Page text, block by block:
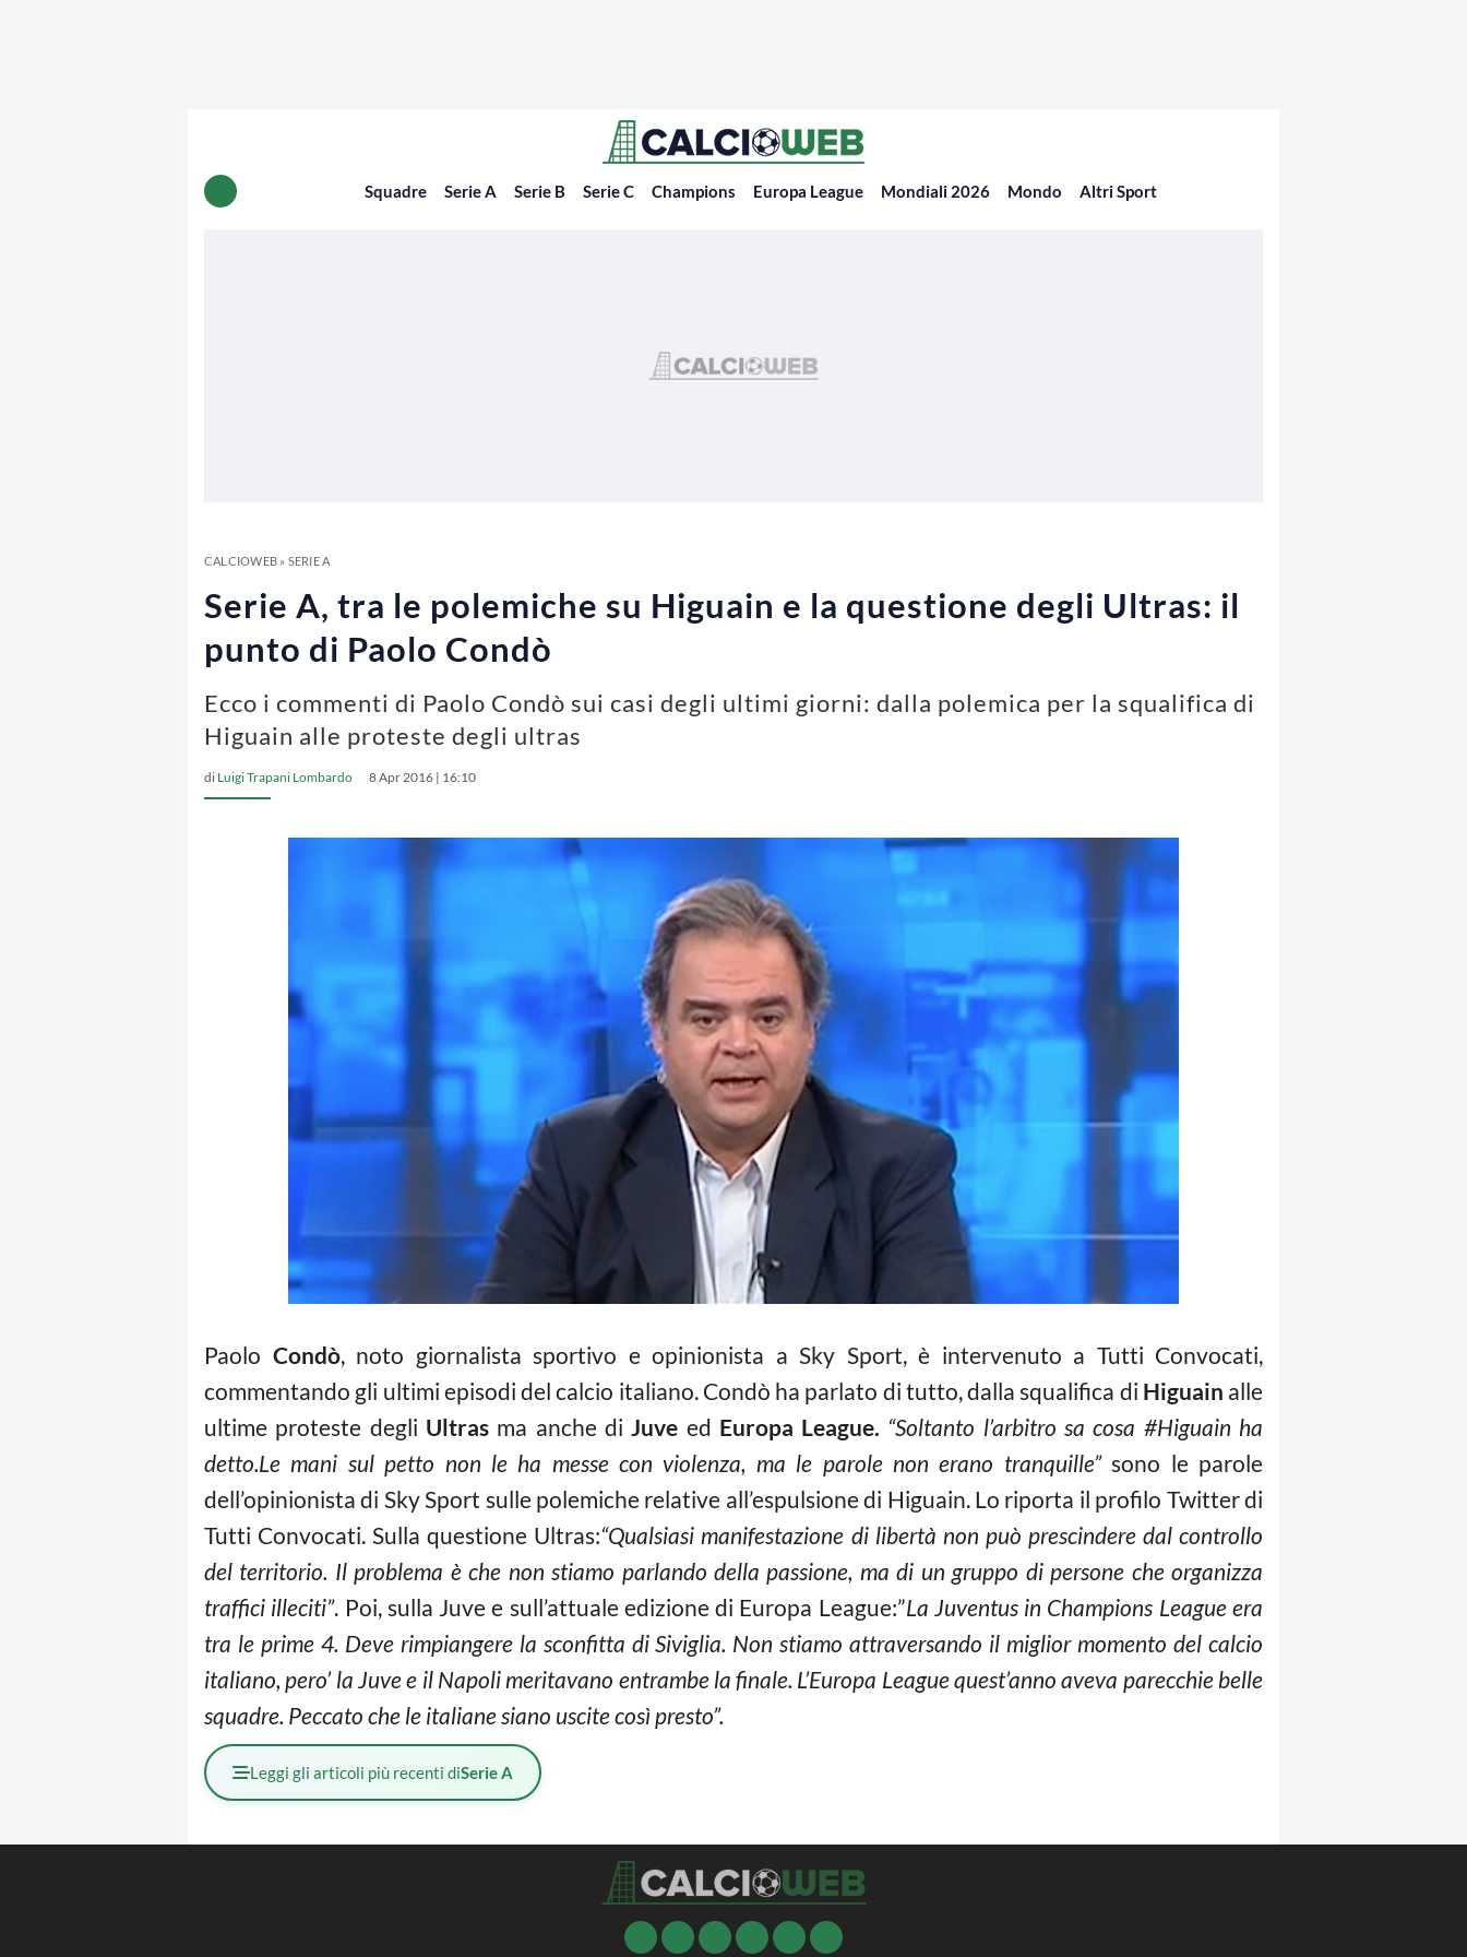
Squadre Serie A Serie B Serie C Champions Europa League Mondiali 2026 Mondo Altri Sport
CALCIOWEB» SERIE A
Serie A, tra le polemiche su Higuain e la questione degli Ultras: il
punto di Paolo Condò
Ecco i commenti di Paolo Condò sui casi degli ultimi giorni: dalla polemica per la squalifica di
Higuain alle proteste degli ultras
di Luigi Trapani Lombardo 8 Apr 2016 | 16:10
Paolo Condò, noto giornalista sportivo e opinionista a Sky Sport, è intervenuto a Tutti Convocati,
commentando gli ultimi episodi del calcio italiano. Condò ha parlato di tutto, dalla squalifica di Higuain alle
ultime proteste degli Ultrasma anche diJuve ed Europa League. “Soltanto l’arbitro sa cosa #Higuain ha
detto.Le mani sul petto non le ha messe con violenza, ma le parole non erano tranquille”sono le parole
dell’opinionista di Sky Sport sulle polemiche relative all’espulsione di Higuain. Lo riporta il profilo Twitter di
Tutti Convocati. Sulla questione Ultras:“Qualsiasi manifestazione di libertà non può prescindere dal controllo
del territorio. Il problema è che non stiamo parlando della passione, ma di un gruppo di persone che organizza
traffici illeciti”. Poi, sulla Juve e sull’attuale edizione di Europa League:”La Juventus in Champions League era
tra le prime 4. Deve rimpiangere la sconfitta di Siviglia. Non stiamo attraversando il miglior momento del calcio
italiano, pero’ la Juve e il Napoli meritavano entrambe la finale. L’Europa League quest’anno aveva parecchie belle
squadre. Peccato che le italiane siano uscite così presto”.
Leggi gli articoli più recenti diSerie A